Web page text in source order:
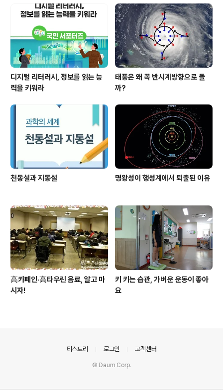
디지털 리터러시, 정보를 읽는 능
력을 키워라
태풍은 왜 꼭 반시계방향으로 돌
까?
천동설과 지동설 명왕성이 행성계에서 퇴출된 이유
高카페인·高타우린 음료, 알고 마
시자!
키 키는 습관, 가벼운 운동이 좋아
요
티스토리 로그인 고객센터
© Daum Corp.